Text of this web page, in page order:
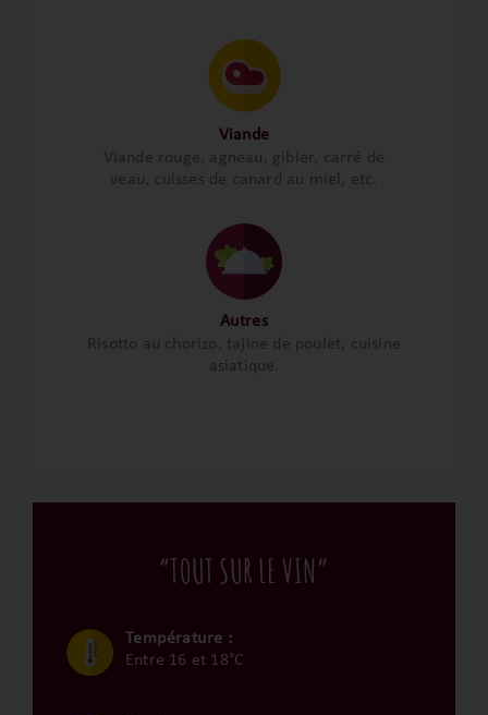
Viande
Viande rouge, agneau, gibier, carré de
veau, cuisses de canard au miel, etc.
Autres
Risotto au chorizo, tajine de poulet, cuisine
asiatique.
“TOUT SUR LE VIN”
Température :
Entre 16 et 18°C